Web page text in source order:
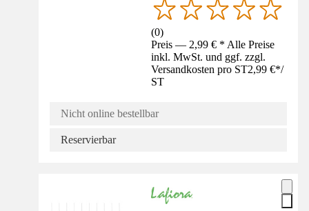
(0)
Preis — 2,99 € * Alle Preise
inkl. MwSt. und ggf. zzgl.
Versandkosten pro ST2,99 €*/
ST
Nicht online bestellbar
Reservierbar